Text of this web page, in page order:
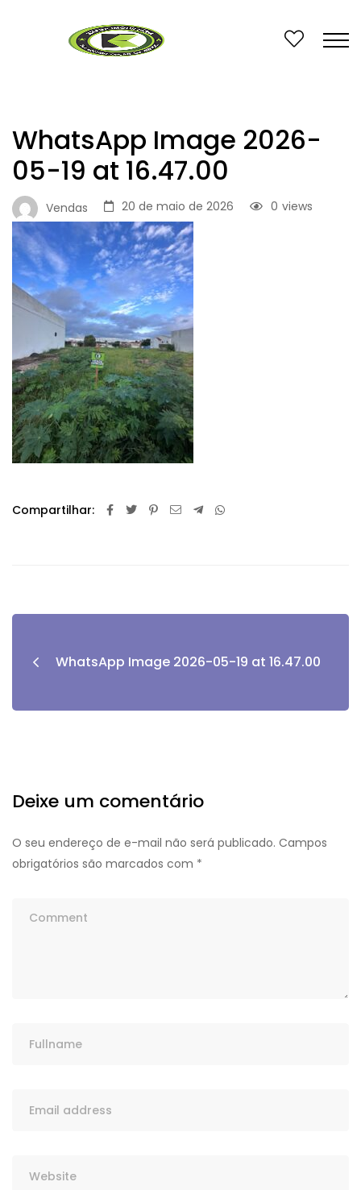
WhatsApp Image 2026-
05-19 at 16.47.00
Vendas 20 de maio de 2026 views
0
Compartilhar:
WhatsApp Image 2026-05-19 at 16.47.00
Deixe um comentário
O seu endereço de e-mail não será publicado. Campos
obrigatórios são marcados com *